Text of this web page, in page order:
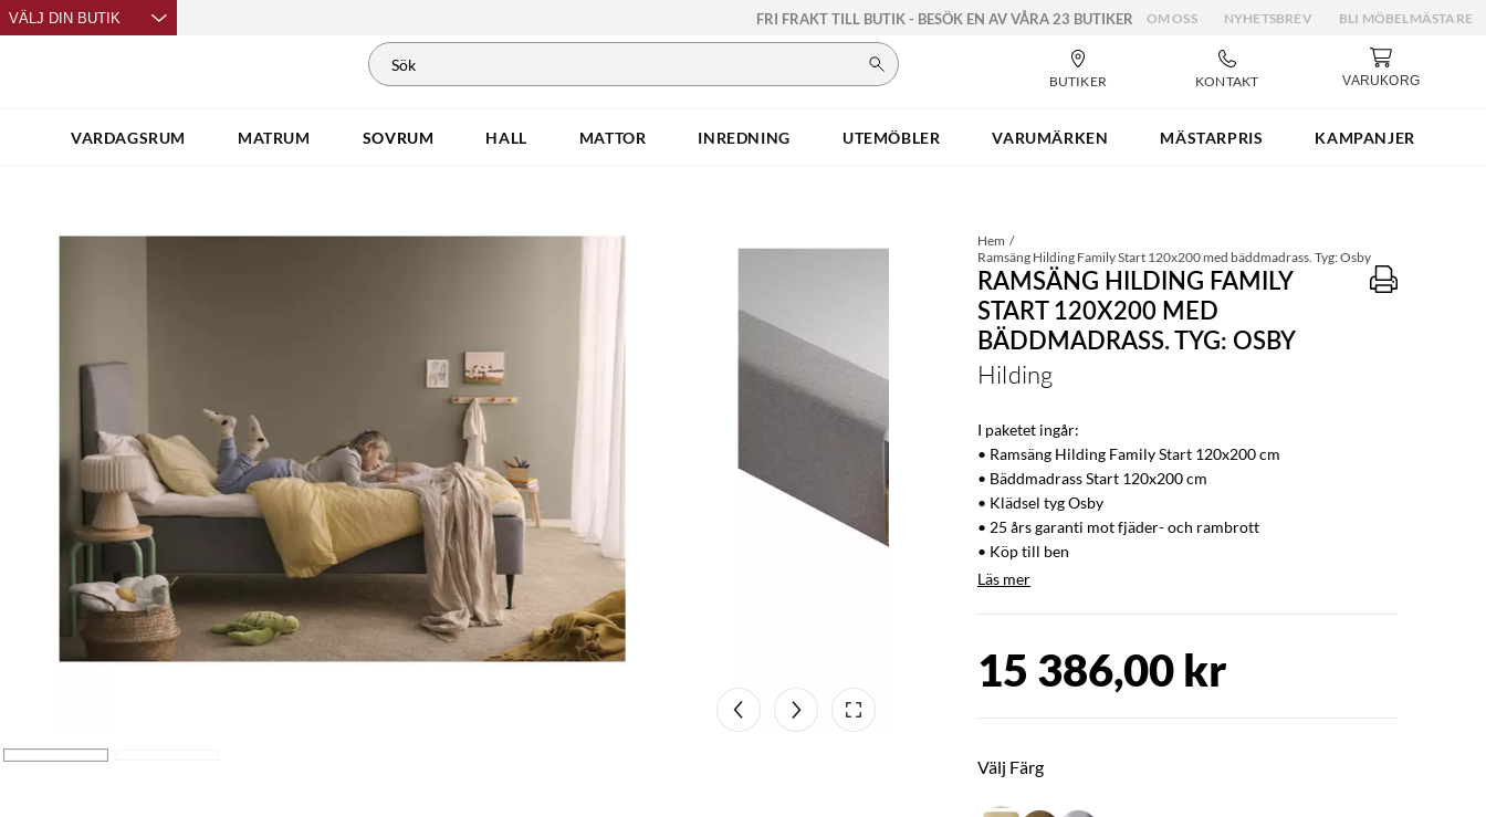
VÄLJ DIN BUTIK FRI FRAKT TILL BUTIK - BESÖK EN AV VÅRA 23 BUTIKER OM OSS NYHETSBREV BLI MÖBELMÄSTARE
BUTIKER KONTAKT VARUKORG
VARDAGSRUM MATRUM SOVRUM HALL MATTOR INREDNING UTEMÖBLER VARUMÄRKEN MÄSTARPRIS KAMPANJER
Hem
Ramsäng Hilding Family Start 120x200 med bäddmadrass. Tyg: Osby
RAMSÄNG HILDING FAMILY
START 120X200 MED
BÄDDMADRASS. TYG: OSBY
Hilding
I paketet ingår:
• Ramsäng Hilding Family Start 120x200 cm
• Bäddmadrass Start 120x200 cm
• Klädsel tyg Osby
• 25 års garanti mot fjäder- och rambrott
• Köp till ben
Läs mer
15 386,00 kr
Välj Färg